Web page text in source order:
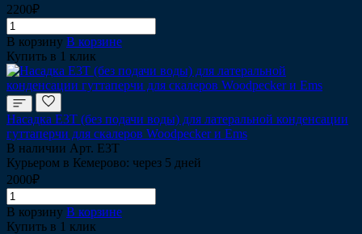
2200₽
В корзину В корзине
Купить в 1 клик
Насадка Е3T (без подачи воды) для латеральной конденсации
гуттаперчи для скалеров Woodpecker и Ems
В наличии Арт. Е3Т
Курьером в Кемерово: через 5 дней
2000₽
В корзину В корзине
Купить в 1 клик